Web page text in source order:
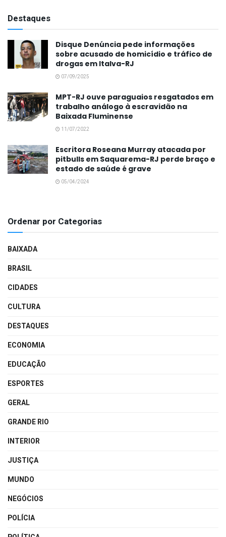
Destaques
Disque Denúncia pede informações
sobre acusado de homicídio e tráfico de
drogas em Italva-RJ
07/09/2025
MPT-RJ ouve paraguaios resgatados em
trabalho análogo à escravidão na
Baixada Fluminense
11/07/2022
Escritora Roseana Murray atacada por
pitbulls em Saquarema-RJ perde braço e
estado de saúde é grave
05/04/2024
Ordenar por Categorias
BAIXADA
BRASIL
CIDADES
CULTURA
DESTAQUES
ECONOMIA
EDUCAÇÃO
ESPORTES
GERAL
GRANDE RIO
INTERIOR
JUSTIÇA
MUNDO
NEGÓCIOS
POLÍCIA